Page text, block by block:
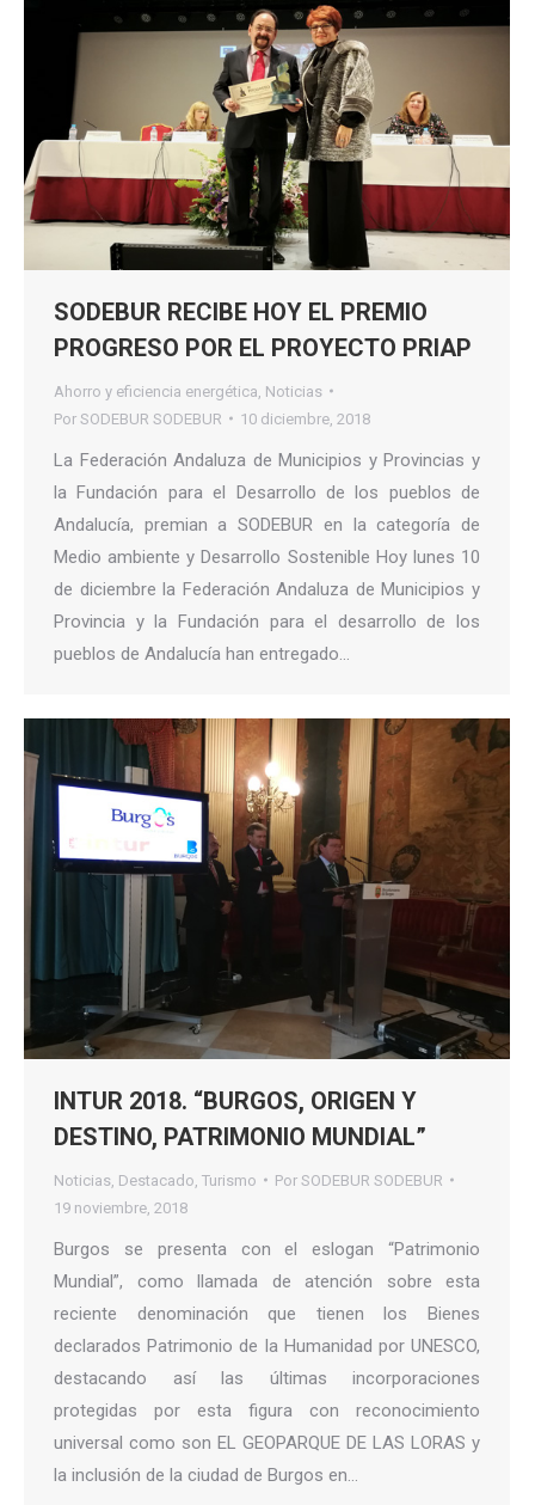
SODEBUR RECIBE HOY EL PREMIO
PROGRESO POR EL PROYECTO PRIAP
Ahorro y eficiencia energética Noticias
Por SODEBUR SODEBUR 10 diciembre, 2018
La Federación Andaluza de Municipios y Provincias y
la Fundación para el Desarrollo de los pueblos de
Andalucía, premian a SODEBUR en la categoría de
Medio ambiente y Desarrollo Sostenible Hoy lunes 10
de diciembre la Federación Andaluza de Municipios y
Provincia y la Fundación para el desarrollo de los
pueblos de Andalucía han entregado…
INTUR 2018. “BURGOS, ORIGEN Y
DESTINO, PATRIMONIO MUNDIAL”
Noticias Destacado Turismo Por SODEBUR SODEBUR
19 noviembre, 2018
Burgos se presenta con el eslogan “Patrimonio
Mundial”, como llamada de atención sobre esta
reciente denominación que tienen los Bienes
declarados Patrimonio de la Humanidad por UNESCO,
destacando así las últimas incorporaciones
protegidas por esta figura con reconocimiento
universal como son EL GEOPARQUE DE LAS LORAS y
la inclusión de la ciudad de Burgos en…